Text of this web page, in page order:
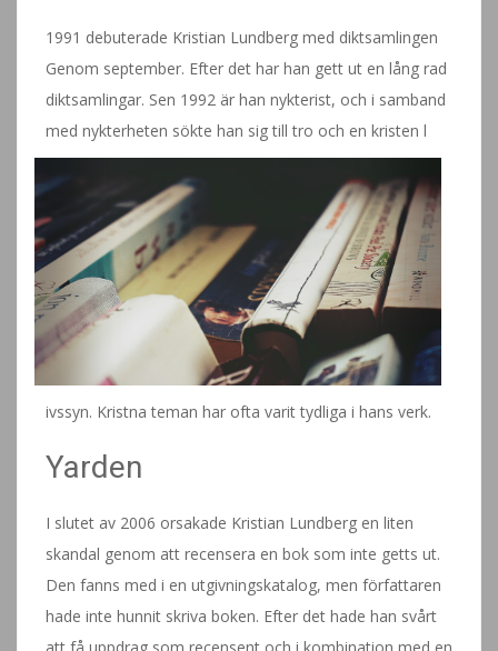
1991 debuterade Kristian Lundberg med diktsamlingen
Genom september. Efter det har han gett ut en lång rad
diktsamlingar. Sen 1992 är han nykterist, och i samband
med nykterheten sökte han sig till tro och en kristen l
ivssyn. Kristna teman har ofta varit tydliga i hans verk.
Yarden
I slutet av 2006 orsakade Kristian Lundberg en liten
skandal genom att recensera en bok som inte getts ut.
Den fanns med i en utgivningskatalog, men författaren
hade inte hunnit skriva boken. Efter det hade han svårt